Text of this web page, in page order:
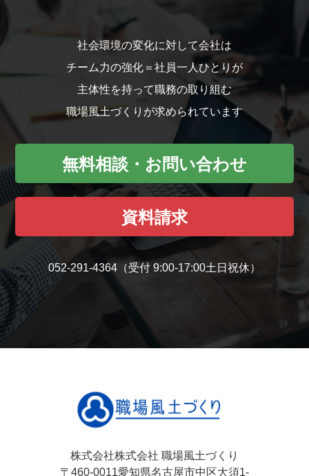
社会環境の変化に対して会社は
チーム力の強化＝社員一人ひとりが
主体性を持って職務の取り組む
職場風土づくりが求められています
無料相談・お問い合わせ
資料請求
052-291-4364 （受付 9:00-17:00土日祝休）
株式会社株式会社 職場風土づくり
〒460-0011愛知県名古屋市中区大須1-